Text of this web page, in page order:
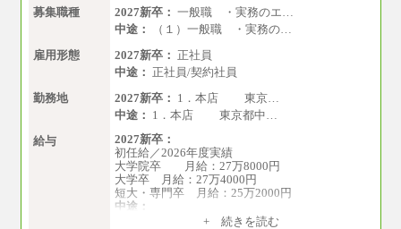
募集職種
2027新卒： 一般職 ・実務のエ…
中途：
（１）一般職 ・実務の…
雇用形態
2027新卒： 正社員
中途： 正社員/契約社員
勤務地
2027新卒： 1．本店 東京…
中途： 1．本店 東京都中…
給与
2027新卒：
初任給／2026年度実績
大学院卒 月給：27万8000円
大学卒 月給：27万4000円
短大・専門卒 月給：25万2000円
中途：
（１）（２）共通+ 続きを読む